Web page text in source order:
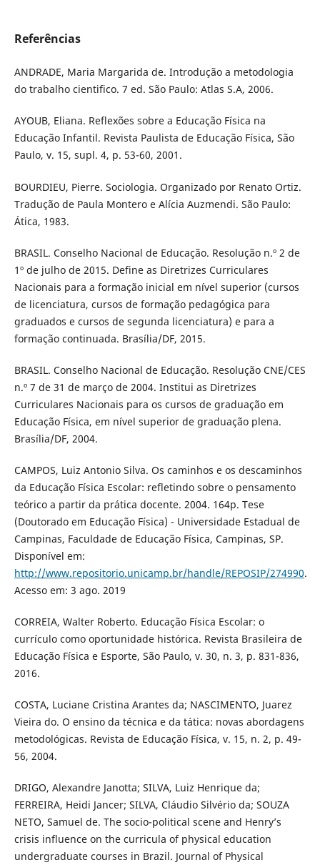
Referências
ANDRADE, Maria Margarida de. Introdução a metodologia
do trabalho cientifico. 7 ed. São Paulo: Atlas S.A, 2006.
AYOUB, Eliana. Reflexões sobre a Educação Física na
Educação Infantil. Revista Paulista de Educação Física, São
Paulo, v. 15, supl. 4, p. 53-60, 2001.
BOURDIEU, Pierre. Sociologia. Organizado por Renato Ortiz.
Tradução de Paula Montero e Alícia Auzmendi. São Paulo:
Ática, 1983.
BRASIL. Conselho Nacional de Educação. Resolução n.º 2 de
1º de julho de 2015. Define as Diretrizes Curriculares
Nacionais para a formação inicial em nível superior (cursos
de licenciatura, cursos de formação pedagógica para
graduados e cursos de segunda licenciatura) e para a
formação continuada. Brasília/DF, 2015.
BRASIL. Conselho Nacional de Educação. Resolução CNE/CES
n.º 7 de 31 de março de 2004. Institui as Diretrizes
Curriculares Nacionais para os cursos de graduação em
Educação Física, em nível superior de graduação plena.
Brasília/DF, 2004.
CAMPOS, Luiz Antonio Silva. Os caminhos e os descaminhos
da Educação Física Escolar: refletindo sobre o pensamento
teórico a partir da prática docente. 2004. 164p. Tese
(Doutorado em Educação Física) - Universidade Estadual de
Campinas, Faculdade de Educação Física, Campinas, SP.
Disponível em:
http://www.repositorio.unicamp.br/handle/REPOSIP/274990.
Acesso em: 3 ago. 2019
CORREIA, Walter Roberto. Educação Física Escolar: o
currículo como oportunidade histórica. Revista Brasileira de
Educação Física e Esporte, São Paulo, v. 30, n. 3, p. 831-836,
2016.
COSTA, Luciane Cristina Arantes da; NASCIMENTO, Juarez
Vieira do. O ensino da técnica e da tática: novas abordagens
metodológicas. Revista de Educação Física, v. 15, n. 2, p. 49-
56, 2004.
DRIGO, Alexandre Janotta; SILVA, Luiz Henrique da;
FERREIRA, Heidi Jancer; SILVA, Cláudio Silvério da; SOUZA
NETO, Samuel de. The socio-political scene and Henry’s
crisis influence on the curricula of physical education
undergraduate courses in Brazil. Journal of Physical